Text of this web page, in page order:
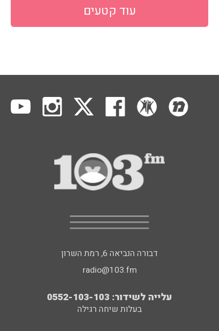
עוד קטעים
דבורה הנביאה 6, רמת השרון
radio@103.fm
עלייה לשידור: 0552-103-103
בעלות שיחה רגילה